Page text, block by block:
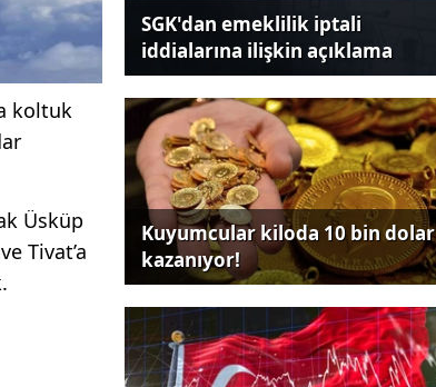
koltuk
Üsküp
Tivat’a
SGK'dan emeklilik iptali
iddialarına ilişkin açıklama
Kuyumcular kiloda 10 bin dolar
kazanıyor!